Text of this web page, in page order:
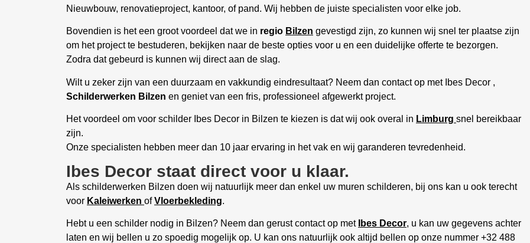
Nieuwbouw, renovatieproject, kantoor, of pand. Wij hebben de juiste specialisten voor elke job.
Bovendien is het een groot voordeel dat we in regio Bilzen gevestigd zijn, zo kunnen wij snel ter plaatse zijn
om het project te bestuderen, bekijken naar de beste opties voor u en een duidelijke offerte te bezorgen.
Zodra dat gebeurd is kunnen wij direct aan de slag.
Wilt u zeker zijn van een duurzaam en vakkundig eindresultaat? Neem dan contact op met Ibes Decor ,
Schilderwerken Bilzen en geniet van een fris, professioneel afgewerkt project.
Het voordeel om voor schilder Ibes Decor in Bilzen te kiezen is dat wij ook overal in Limburg snel bereikbaar
zijn.
Onze specialisten hebben meer dan 10 jaar ervaring in het vak en wij garanderen tevredenheid.
Ibes Decor staat direct voor u klaar.
Als schilderwerken Bilzen doen wij natuurlijk meer dan enkel uw muren schilderen, bij ons kan u ook terecht
voor Kaleiwerken ofVloerbekleding.
Hebt u een schilder nodig in Bilzen? Neem dan gerust contact op met Ibes Decor, u kan uw gegevens achter
laten en wij bellen u zo spoedig mogelijk op. U kan ons natuurlijk ook altijd bellen op onze nummer +32 488